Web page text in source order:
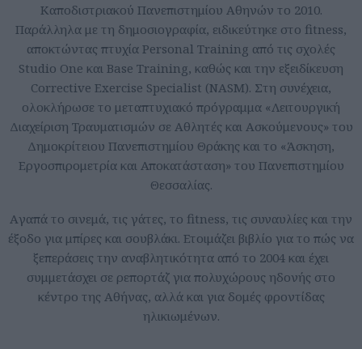
Καποδιστριακού Πανεπιστημίου Αθηνών το 2010.
Παράλληλα με τη δημοσιογραφία, ειδικεύτηκε στο fitness,
αποκτώντας πτυχία Personal Training από τις σχολές
Studio One και Base Training, καθώς και την εξειδίκευση
Corrective Exercise Specialist (NASM). Στη συνέχεια,
ολοκλήρωσε το μεταπτυχιακό πρόγραμμα «Λειτουργική
Διαχείριση Τραυματισμών σε Αθλητές και Ασκούμενους» του
Δημοκρίτειου Πανεπιστημίου Θράκης και το «Άσκηση,
Εργοσπιρομετρία και Αποκατάσταση» του Πανεπιστημίου
Θεσσαλίας.
Aγαπά το σινεμά, τις γάτες, το fitness, τις συναυλίες και την
έξοδο για μπίρες και σουβλάκι. Ετοιμάζει βιβλίο για το πώς να
ξεπεράσεις την αναβλητικότητα από το 2004 και έχει
συμμετάσχει σε ρεπορτάζ για πολυχώρους ηδονής στο
κέντρο της Αθήνας, αλλά και για δομές φροντίδας
ηλικιωμένων.